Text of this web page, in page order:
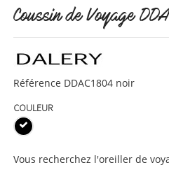
Coussin de Voyage
Référence DDAC1804 noir
COULEUR
Vous recherchez l'oreiller de